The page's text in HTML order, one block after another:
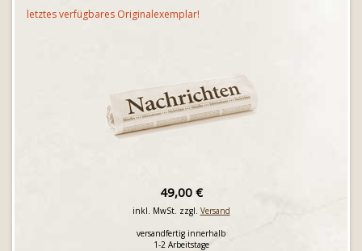
letztes verfügbares Originalexemplar!
49,00 €
inkl. MwSt. zzgl. Versand
versandfertig innerhalb
1-2 Arbeitstage